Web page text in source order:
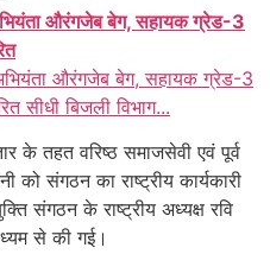
औरंगजेब बेग, सहायक ग्रेड-3
औरंगजेब बेग, सहायक ग्रेड-3
सीधी बिजली विभाग...
के तहत वरिष्ठ समाजसेवी एवं पूर्व
को संगठन का राष्ट्रीय कार्यकारी
संगठन के राष्ट्रीय अध्यक्ष रवि
से की गई।